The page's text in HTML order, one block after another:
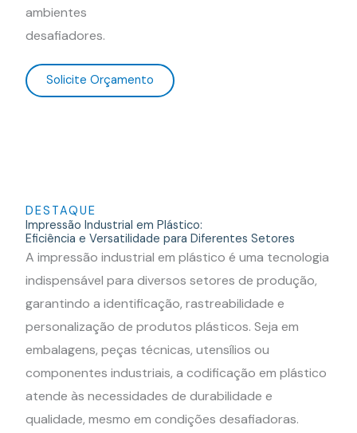
ambientes
desafiadores.
Solicite Orçamento
DESTAQUE
Impressão Industrial em Plástico:
Eficiência e Versatilidade para Diferentes Setores
A impressão industrial em plástico é uma tecnologia
indispensável para diversos setores de produção,
garantindo a identificação, rastreabilidade e
personalização de produtos plásticos. Seja em
embalagens, peças técnicas, utensílios ou
componentes industriais, a codificação em plástico
atende às necessidades de durabilidade e
qualidade, mesmo em condições desafiadoras.